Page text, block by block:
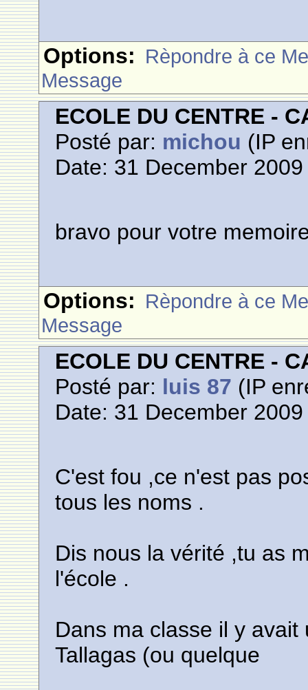
Options: Rèpondre à ce
Message
ECOLE DU CENTRE -
Posté par: michou (IP
Date: 31 December
bravo pour votre
Options: Rèpondre à ce
Message
ECOLE DU CENTRE -
Posté par: luis 87 (IP
Date: 31 December
C'est fou ,ce n'est pas
tous les noms .
Dis nous la vérité ,tu as
l'école .
Dans ma classe il y
Tallagas (ou quelque